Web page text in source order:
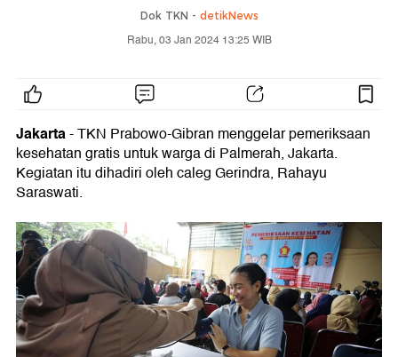
Dok TKN - detikNews
Rabu, 03 Jan 2024 13:25 WIB
Jakarta- TKN Prabowo-Gibran menggelar pemeriksaan
kesehatan gratis untuk warga di Palmerah, Jakarta.
Kegiatan itu dihadiri oleh caleg Gerindra, Rahayu
Saraswati.